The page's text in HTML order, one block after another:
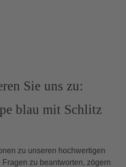
Sie uns zu:
blau mit Schlitz
zu unseren hochwertigen
Fragen zu beantworten, zögern